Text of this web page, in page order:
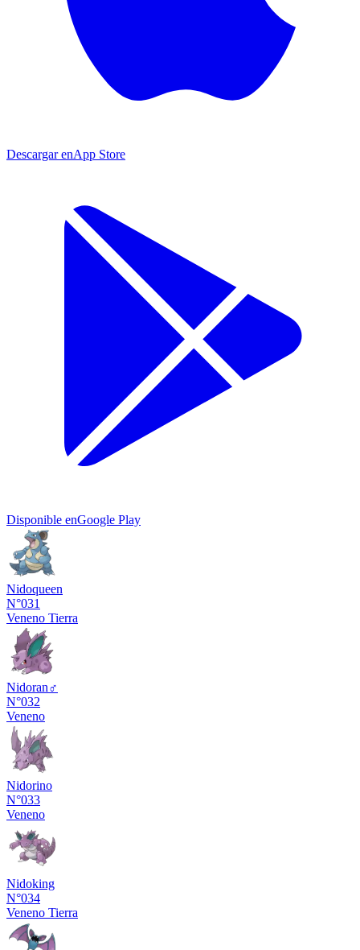
Descargar enApp Store
Disponible enGoogle Play
Nidoqueen
N°031
Veneno Tierra
Nidoran♂
N°032
Veneno
Nidorino
N°033
Veneno
Nidoking
N°034
Veneno Tierra